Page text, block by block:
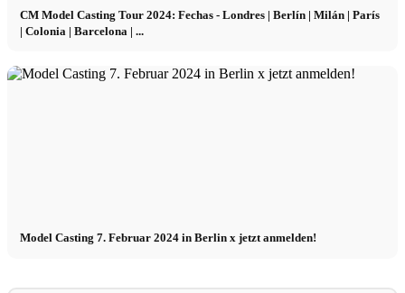
CM Model Casting Tour 2024: Fechas - Londres | Berlín | Milán | París
| Colonia | Barcelona | ...
Model Casting 7. Februar 2024 in Berlin x jetzt anmelden!